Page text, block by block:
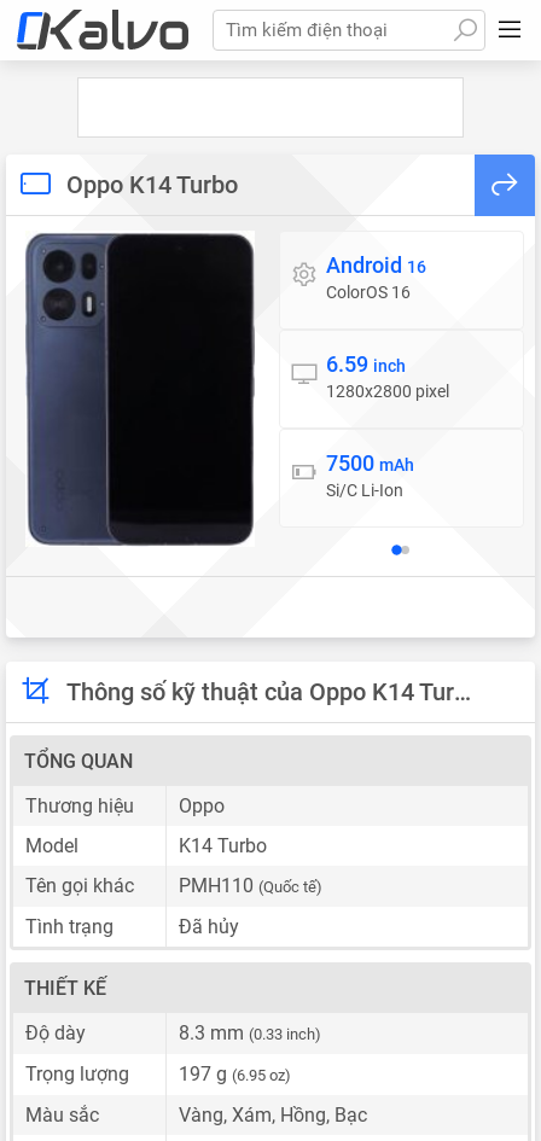
Tìm kiếm điện thoại
Oppo K14 Turbo
Hệ điều hành
Android 16
ColorOS 16
Màn hình
6.59 inch
1280x2800 pixel
Pin
7500 mAh
Si/C Li-Ion
Thông số kỹ thuật của Oppo K14 Turbo
TỔNG QUAN
Thương hiệu
Oppo
Model
K14 Turbo
Tên gọi khác
PMH110 (Quốc tế)
Tình trạng Đã hủy
THIẾT KẾ
Độ dày
8.3 mm (0.33 inch)
Trọng lượng 197 g (6.95 oz)
Màu sắc Vàng, Xám, Hồng, Bạc